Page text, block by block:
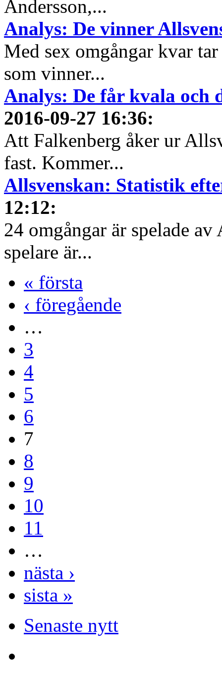
Andersson,...
Analys: De vinner
Med sex omgångar kvar
som vinner...
Analys: De får kvala och
2016-09-27 16:36:
Att Falkenberg åker ur
fast. Kommer...
Allsvenskan: Statistik
12:12:
24 omgångar är spelade
spelare är...
« första
‹ föregående
…
3
4
5
6
7
8
9
10
11
…
nästa ›
sista »
Senaste nytt